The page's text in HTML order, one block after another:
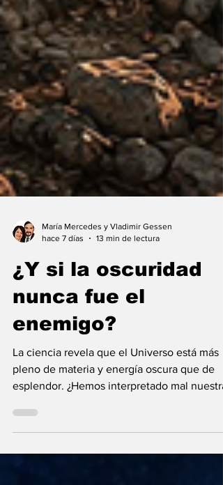
hace 7 días
13 min de lectura
¿Y si la oscuridad
nunca fue el
enemigo?
La ciencia revela que el Universo está más
pleno de materia y energía oscura que de
esplendor. ¿Hemos interpretado mal
diferencias?